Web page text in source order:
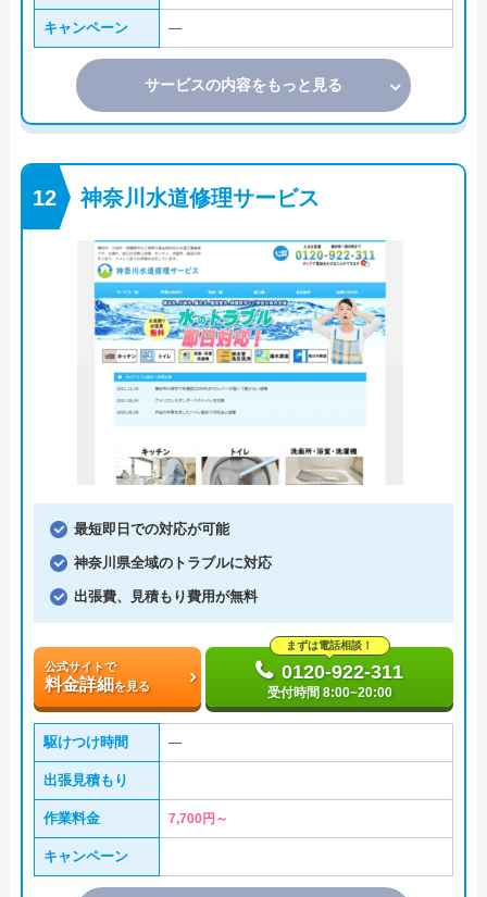
キャンペーン ―
サービスの内容をもっと見る
神奈川水道修理サービス
最短即日での対応が可能
神奈川県全域のトラブルに対応
出張費、見積もり費用が無料
公式サイトで
料金詳細を見る
まずは電話相談！
0120-922-311
受付時間 8:00~20:00
駆けつけ時間 ―
出張見積もり
作業料金 7,700円～
キャンペーン